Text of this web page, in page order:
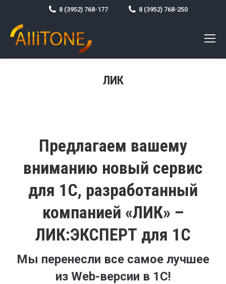
8 (3952) 768-177 8 (3952) 768-250
ЛИК
Предлагаем вашему
вниманию новый сервис
для 1С, разработанный
компанией «ЛИК» –
ЛИК:ЭКСПЕРТ для 1С
Мы перенесли все самое лучшее
из Web-версии в 1С!